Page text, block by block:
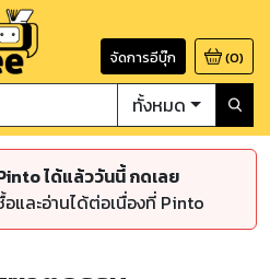
จัดการอีบุ๊ก (0)
ทั้งหมด
ได้แล้ววันนี้ กดเลย
และอ่านได้ต่อเนื่องที่ Pinto